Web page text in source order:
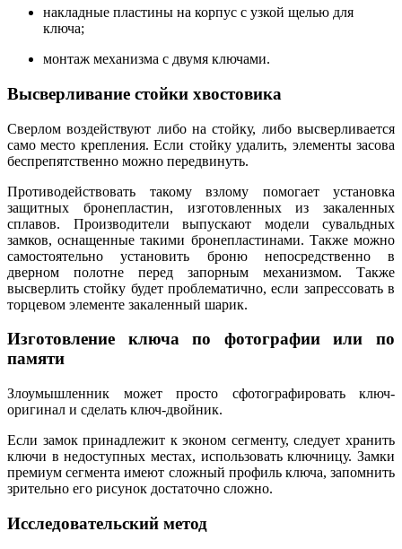
накладные пластины на корпус с узкой щелью для
ключа;
монтаж механизма с двумя ключами.
Высверливание стойки хвостовика
Сверлом воздействуют либо на стойку, либо высверливается
само место крепления. Если стойку удалить, элементы засова
беспрепятственно можно передвинуть.
Противодействовать такому взлому помогает установка
защитных бронепластин, изготовленных из закаленных
сплавов. Производители выпускают модели сувальдных
замков, оснащенные такими бронепластинами. Также можно
самостоятельно установить броню непосредственно в
дверном полотне перед запорным механизмом. Также
высверлить стойку будет проблематично, если запрессовать в
торцевом элементе закаленный шарик.
Изготовление ключа по фотографии или по
памяти
Злоумышленник может просто сфотографировать ключ-
оригинал и сделать ключ-двойник.
Если замок принадлежит к эконом сегменту, следует хранить
ключи в недоступных местах, использовать ключницу. Замки
премиум сегмента имеют сложный профиль ключа, запомнить
зрительно его рисунок достаточно сложно.
Исследовательский метод